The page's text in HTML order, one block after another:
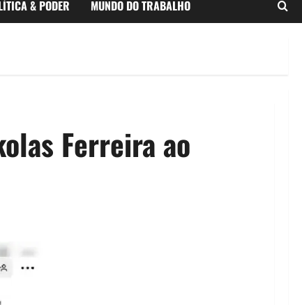
& PODER MUNDO DO TRABALHO
Ferreira ao